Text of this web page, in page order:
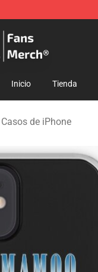
Shop
Inicio Tienda
de iPhone